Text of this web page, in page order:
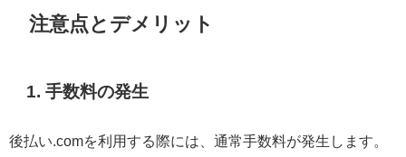
注意点とデメリット
1. 手数料の発生
後払い.comを利用する際には、通常手数料が発生します。